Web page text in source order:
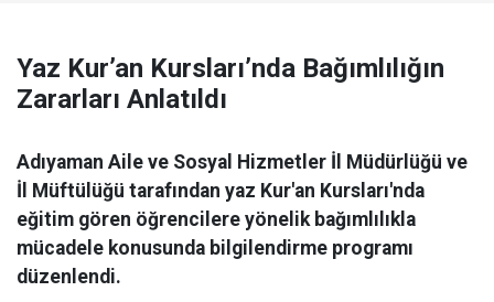
Yaz Kur’an Kursları’nda Bağımlılığın
Zararları Anlatıldı
Adıyaman Aile ve Sosyal Hizmetler İl Müdürlüğü ve
İl Müftülüğü tarafından yaz Kur'an Kursları'nda
eğitim gören öğrencilere yönelik bağımlılıkla
mücadele konusunda bilgilendirme programı
düzenlendi.